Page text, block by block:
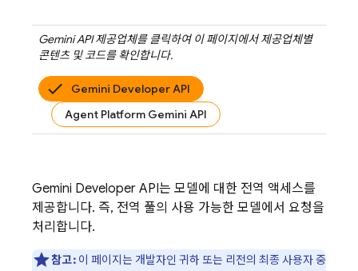
Gemini API제공업체를 클릭하여 이 페이지에서 제공업체별
콘텐츠 및 코드를 확인합니다.
Gemini Developer API
Agent Platform Gemini API
Gemini Developer API는 모델에 대한 전역 액세스를
제공합니다. 즉, 전역 풀의 사용 가능한 모델에서 요청을
처리합니다.
참고:이 페이지는 개발자인 귀하 또는 리전의 최종 사용자 중